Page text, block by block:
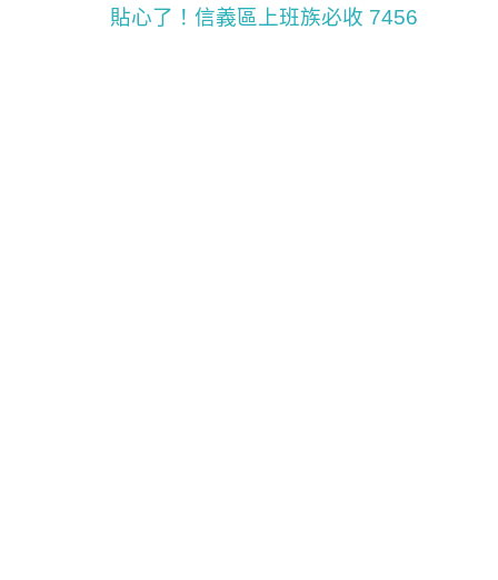
貼心了！信義區上班族必收 7456